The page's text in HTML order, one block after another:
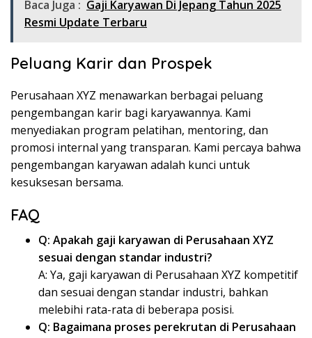
Baca Juga : Gaji Karyawan Di Jepang Tahun 2025
Resmi Update Terbaru
Peluang Karir dan Prospek
Perusahaan XYZ menawarkan berbagai peluang
pengembangan karir bagi karyawannya. Kami
menyediakan program pelatihan, mentoring, dan
promosi internal yang transparan. Kami percaya bahwa
pengembangan karyawan adalah kunci untuk
kesuksesan bersama.
FAQ
Q: Apakah gaji karyawan di Perusahaan XYZ
sesuai dengan standar industri?
A: Ya, gaji karyawan di Perusahaan XYZ kompetitif
dan sesuai dengan standar industri, bahkan
melebihi rata-rata di beberapa posisi.
Q: Bagaimana proses perekrutan di Perusahaan